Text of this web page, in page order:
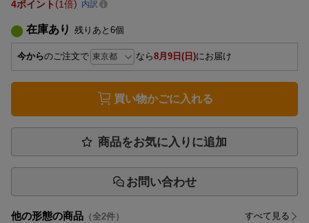
4ポイント 1倍 内訳
在庫あり 残りあと 6個
今からのご注文で なら8月9日(日)にお届け
買い物かごに入れる
商品をお気に入りに追加
お問い合わせ
他の形態の商品 （全2件） すべて見る